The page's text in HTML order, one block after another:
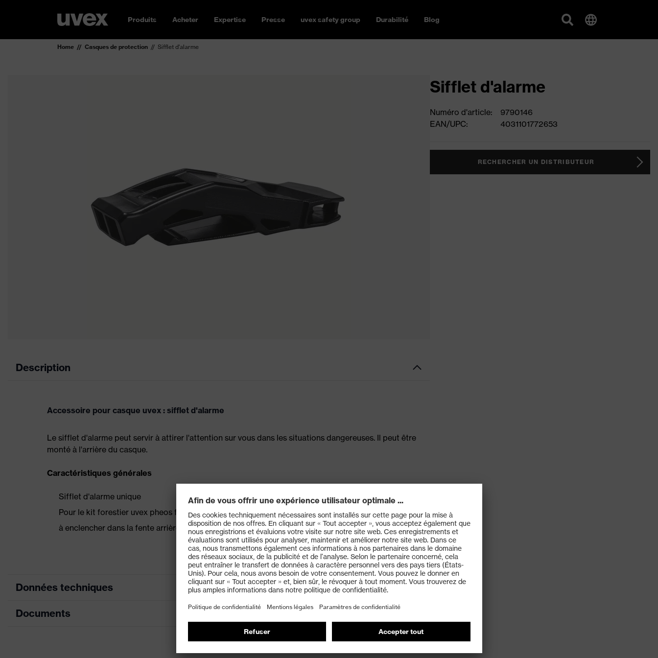
Produits Acheter Expertise Presse uvex safety group Durabilité Blog
Home Casques de protection Sifflet d'alarme
Description
Accessoire pour casque uvex : sifflet d'alarme
Le sifflet d'alarme peut servir à attirer l'attention sur vous dans les situations dangereuses. Il peut être
monté à l'arrière du casque.
Caractéristiques générales
Sifflet d'alarme unique
Pour le kit forestier uvex pheos forestry
à enclencher dans la fente arrière du casque
Données techniques
Désignation Famille de produits Accessories Helmets
Matériau : ABS (acrylonitrile butadiène styrène)
Documents
Sifflet d'alarme
Numéro d'article:
9790146
EAN/UPC:
4031101772653
RECHERCHER UN DISTRIBUTEUR